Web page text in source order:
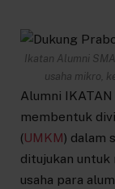
Ikatan Alumni
usaha mikro,
Alumni
membentuk
(UMKM) dalam
ditujukan untuk
usaha para